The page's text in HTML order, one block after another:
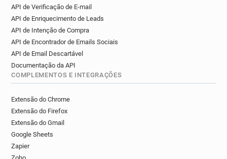
API de Verificação de E-mail
API de Enriquecimento de Leads
API de Intenção de Compra
API de Encontrador de Emails Sociais
API de Email Descartável
Documentação da API
COMPLEMENTOS E INTEGRAÇÕES
Extensão do Chrome
Extensão do Firefox
Extensão do Gmail
Google Sheets
Zapier